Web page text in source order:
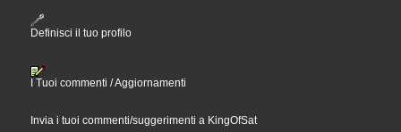
Definisci il tuo profilo
I Tuoi commenti / Aggiornamenti
Invia i tuoi commenti/suggerimenti a KingOfSat